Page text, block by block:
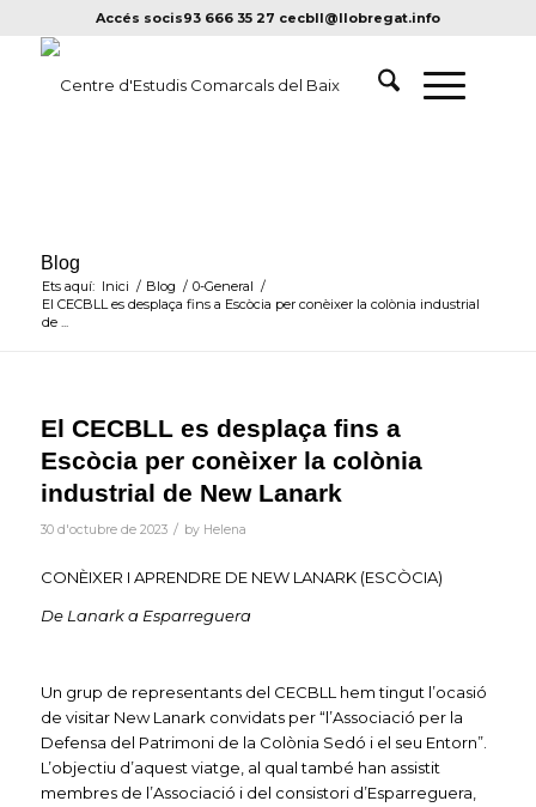
Accés socis93 666 35 27 cecbll@llobregat.info
Blog
Ets aquí: Inici / Blog / 0-General /
El CECBLL es desplaça fins a Escòcia per conèixer la colònia industrial
de ...
El CECBLL es desplaça fins a
Escòcia per conèixer la colònia
industrial de New Lanark
30 d'octubre de 2023 / by Helena
CONÈIXER I APRENDRE DE NEW LANARK (ESCÒCIA)
De Lanark a Esparreguera
Un grup de representants del CECBLL hem tingut l’ocasió
de visitar New Lanark convidats per “l’Associació per la
Defensa del Patrimoni de la Colònia Sedó i el seu Entorn”.
L’objectiu d’aquest viatge, al qual també han assistit
membres de l’Associació i del consistori d’Esparreguera,